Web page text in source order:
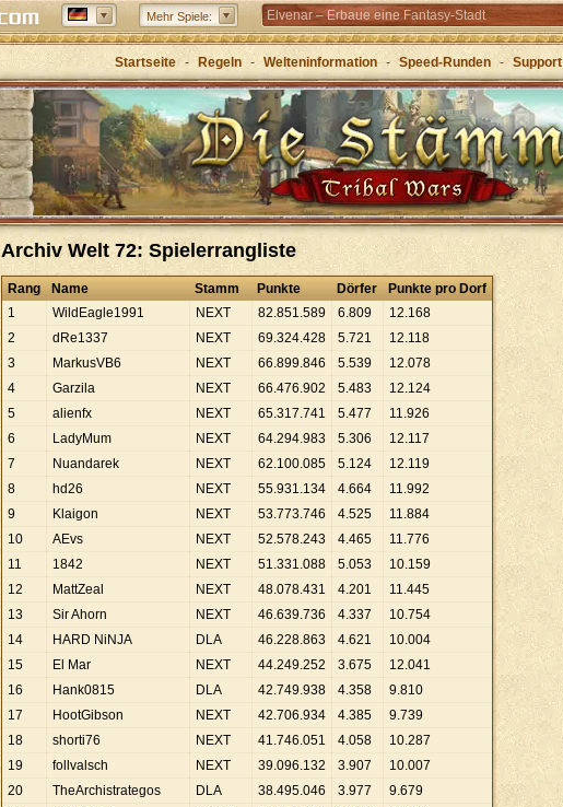
Mehr Spiele: Elvenar – Erbaue eine Fantasy-Stadt
Forge of Empires – Mit Strategie durch die Zeitalter
Grepolis – Erbaue dein Reich im antiken
Griechenland
Startseite - Regeln - Welteninformation - Speed-Runden - Support
Archiv Welt 72: Spielerrangliste
Rang Name Stamm Punkte Dörfer
Punkte pro Dorf
1
WildEagle1991 NEXT 82.851.589 6.809 12.168
2
dRe1337 NEXT 69.324.428 5.721 12.118
3
MarkusVB6 NEXT 66.899.846 5.539 12.078
4
Garzila NEXT 66.476.902 5.483 12.124
5
alienfx NEXT 65.317.741 5.477 11.926
6
LadyMum NEXT 64.294.983 5.306 12.117
7
Nuandarek NEXT 62.100.085 5.124 12.119
8
hd26 NEXT 55.931.134 4.664 11.992
9
Klaigon NEXT 53.773.746 4.525 11.884
10
AEvs NEXT 52.578.243 4.465 11.776
11
1842 NEXT 51.331.088 5.053 10.159
12
MattZeal NEXT 48.078.431 4.201 11.445
13
Sir Ahorn NEXT 46.639.736 4.337 10.754
14
HARD NiNJA DLA 46.228.863 4.621 10.004
15
El Mar NEXT 44.249.252 3.675 12.041
16
Hank0815 DLA 42.749.938 4.358 9.810
17
HootGibson NEXT 42.706.934 4.385 9.739
18
shorti76 NEXT 41.746.051 4.058 10.287
19
follvalsch NEXT 39.096.132 3.907 10.007
20
TheArchistrategos DLA 38.495.046 3.977 9.679